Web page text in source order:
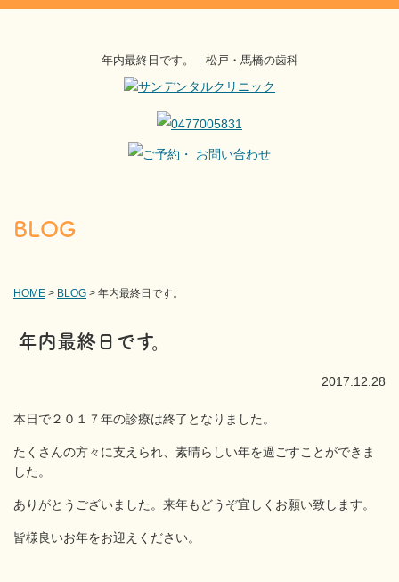
年内最終日です。｜松戸・馬橋の歯科
BLOG
HOME > BLOG > 年内最終日です。
年内最終日です。
2017.12.28
本日で２０１７年の診療は終了となりました。
たくさんの方々に支えられ、素晴らしい年を過ごすことができま
した。
ありがとうございました。来年もどうぞ宜しくお願い致します。
皆様良いお年をお迎えください。